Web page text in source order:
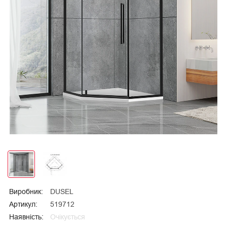
Виробник:
DUSEL
Артикул:
519712
Наявність:
Очікується